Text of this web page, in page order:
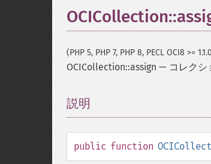
(PHP 5, PHP 7, PHP 8, PECL OCI8 >=
OCICollection::assign — コレクシ
説明
public function